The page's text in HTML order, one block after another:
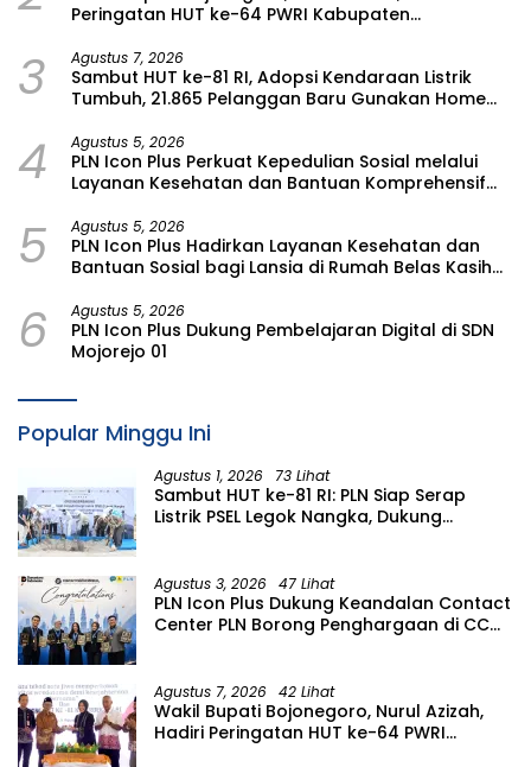
Peringatan HUT ke-64 PWRI Kabupaten
3 Agustus 7, 2026
Sambut HUT ke-81 RI, Adopsi Kendaraan Listrik
Tumbuh, 21.865 Pelanggan Baru Gunakan Home
4 Agustus 5, 2026
PLN Icon Plus Perkuat Kepedulian Sosial melalui
Layanan Kesehatan dan Bantuan Komprehensif
5 Agustus 5, 2026
PLN Icon Plus Hadirkan Layanan Kesehatan dan
Bantuan Sosial bagi Lansia di Rumah Belas Kasih
6 Agustus 5, 2026
PLN Icon Plus Dukung Pembelajaran Digital di SDN
Mojorejo 01
Popular Minggu Ini
Agustus 1, 2026 73 Lihat
Sambut HUT ke-81 RI: PLN Siap Serap
Listrik PSEL Legok Nangka, Dukung
Agustus 3, 2026 47 Lihat
PLN Icon Plus Dukung Keandalan Contact
Center PLN Borong Penghargaan di CCW
Agustus 7, 2026 42 Lihat
Wakil Bupati Bojonegoro, Nurul Azizah,
Hadiri Peringatan HUT ke-64 PWRI